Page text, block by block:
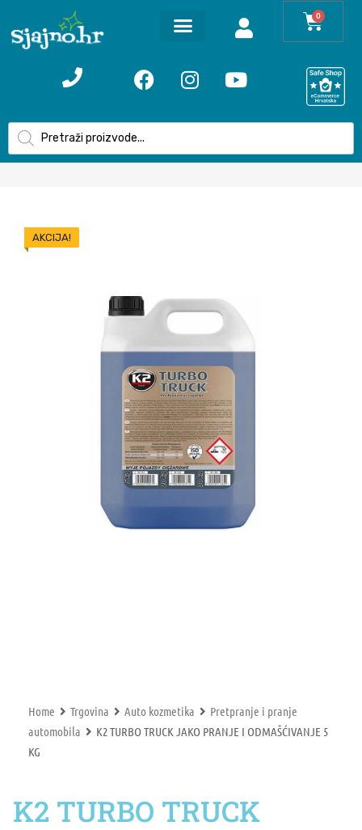
0
Home Trgovina Auto kozmetika
Pretpranje i pranje
automobila
K2 TURBO TRUCK JAKO PRANJE I ODMAŠĆIVANJE 5
KG
K2 TURBO TRUCK
AKCIJA!